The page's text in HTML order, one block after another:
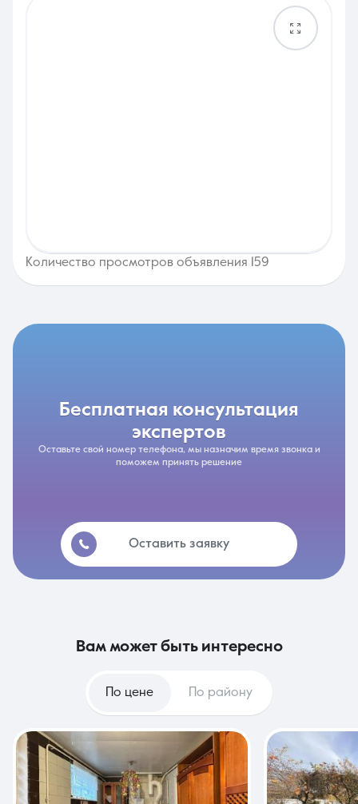
Количество просмотров объявления 159
бесплатная консультация
экспертов
Оставьте свой номер телефона, мы назначим время звонка и
поможем принять решение
Оставить заявку
вам может быть интересно
По цене По району